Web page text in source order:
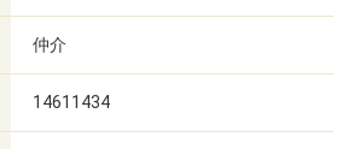
仲介
14611434